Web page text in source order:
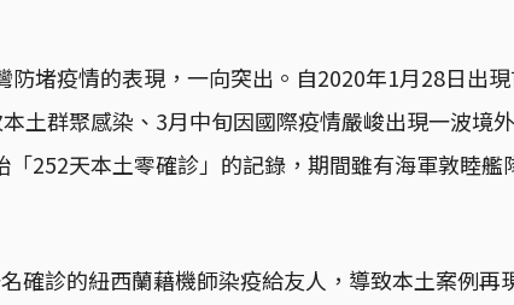
防堵疫情的表現，一向突出。自2020年1月28日出
土群聚感染、3月中旬因國際疫情嚴峻出現一波境
252天本土零確診」的記錄，期間雖有海軍敦睦艦
確診的紐西蘭藉機師染疫給友人，導致本土案例再